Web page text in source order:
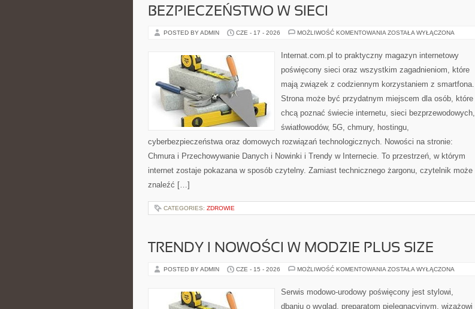
BEZPIECZEŃSTWO W SIECI
POSTED BY ADMIN CZE - 17 - 2026 MOŻLIWOŚĆ KOMENTOWANIA BEZPIECZEŃSTWO
ZOSTAŁA WYŁĄCZONA
Internat.com.pl to praktyczny magazyn internetowy
poświęcony sieci oraz wszystkim zagadnieniom, które
mają związek z codziennym korzystaniem z smartfona.
Strona może być przydatnym miejscem dla osób, które
chcą poznać świecie internetu, sieci bezprzewodowych,
światłowodów, 5G, chmury, hostingu,
cyberbezpieczeństwa oraz domowych rozwiązań technologicznych. Nowości na stronie:
Chmura i Przechowywanie Danych i Nowinki i Trendy w Internecie. To przestrzeń, w którym
internet zostaje pokazana w sposób czytelny. Zamiast technicznego żargonu, czytelnik może
znaleźć […]
CATEGORIES: ZDROWIE
TRENDY I NOWOŚCI W MODZIE PLUS SIZE
POSTED BY ADMIN CZE - 15 - 2026 MOŻLIWOŚĆ KOMENTOWANIA TRENDY
W
MODZIE
ZOSTAŁA WYŁĄCZONA
Serwis modowo-urodowy poświęcony jest stylowi,
dbaniu o wygląd, preparatom pielęgnacyjnym, wizażowi